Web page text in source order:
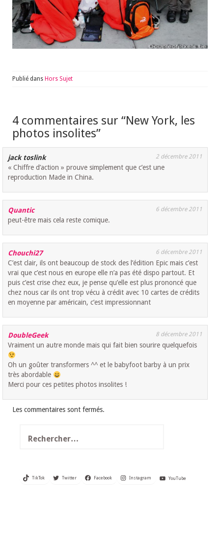
Publié dans Hors Sujet
4 commentaires sur “New York, les
photos insolites”
jack toslink 2 décembre 2011
« Chiffre d’action » prouve simplement que c’est une
reproduction Made in China.
Quantic 6 décembre 2011
peut-être mais cela reste comique.
Chouchi27 6 décembre 2011
C’est clair, ils ont beaucoup de stock des l’édition Epic mais c’est
vrai que c’est nous en europe elle n’a pas été dispo partout. Et
puis c’est crise chez eux, je pense qu’elle est plus prononcé que
chez nous car ils ont trop vécu à crédit avec 10 cartes de crédits
en moyenne par américain, c’est impressionnant
DoubleGeek 8 décembre 2011
Vraiment un autre monde mais qui fait bien sourire quelquefois
Oh un goûter transformers ^^ et le babyfoot barby à un prix
très abordable
Merci pour ces petites photos insolites !
Les commentaires sont fermés.
TikTok Twitter Facebook Instagram YouTube